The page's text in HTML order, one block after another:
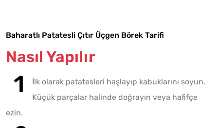
Baharatlı Patatesli Çıtır Üçgen Börek Tarifi
Nasıl Yapılır
İlk olarak patatesleri haşlayıp kabuklarını soyun.
Küçük parçalar halinde doğrayın veya hafifçe
ezin.